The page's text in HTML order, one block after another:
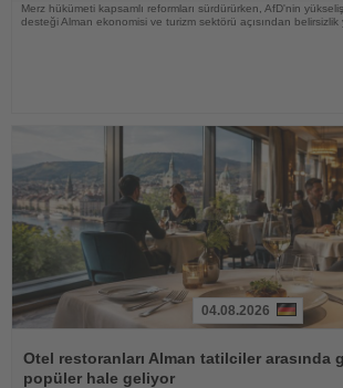
Merz hükümeti kapsamlı reformları sürdürürken, AfD'nin
desteği Alman ekonomisi ve turizm sektörü açısından belirsizlik
Oku
04.08.2026
Otel restoranları Alman tatilciler arasında
popüler hale geliyor